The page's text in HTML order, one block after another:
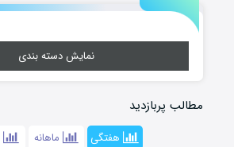
نمایش دسته بندی
مطالب پربازدید
هفتگی ماهانه